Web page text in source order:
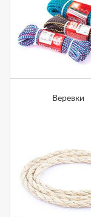
Веревки